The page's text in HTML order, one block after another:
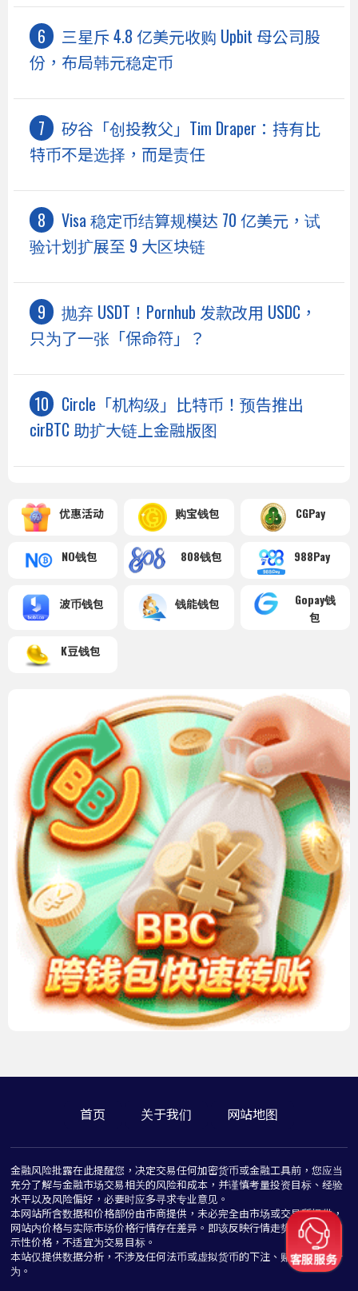
三星斥 4.8 亿美元收购 Upbit 母公司股
份，布局韩元稳定币
矽谷「创投教父」Tim Draper：持有比
特币不是选择，而是责任
Visa 稳定币结算规模达 70 亿美元，试
验计划扩展至 9 大区块链
抛弃 USDT！Pornhub 发款改用 USDC，
只为了一张「保命符」？
Circle「机构级」比特币！预告推出
cirBTC 助扩大链上金融版图
优惠活动 购宝钱包 CGPay
NO钱包 808钱包 988Pay
波币钱包 钱能钱包
Gopay钱
包
K豆钱包
首页 关于我们 网站地图
金融风险批露在此提醒您，决定交易任何加密货币或金融工具前，您应当
充分了解与金融市场交易相关的风险和成本，并谨慎考量投资目标、经验
水平以及风险偏好，必要时应多寻求专业意见。
本网站所含数据和价格部份由市商提供，未必完全由市场或交易所提供，
网站内价格与实际市场价格行情存在差异。即该反映行情走势价格仅为指
示性价格，不适宜为交易目标。
本站仅提供数据分析，不涉及任何法币或虚拟货币的下注、赌博与推介行
为。